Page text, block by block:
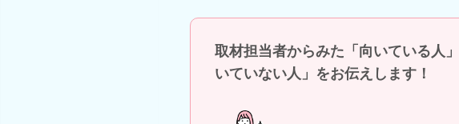
取材担当者からみた「向いている人
いていない人」をお伝えします！